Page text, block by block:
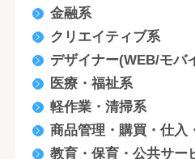
金融系
クリエイティブ系
デザイナー(WEB/モバ
医療・福祉系
軽作業・清掃系
商品管理・購買・仕入
教育・保育・公共サー